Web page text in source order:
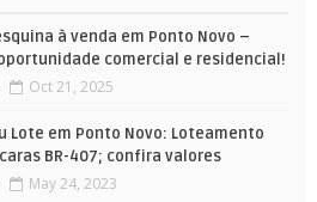
à venda em Ponto Novo –
comercial e residencial!
Oct 21, 2025
Lote em Ponto Novo: Loteamento
BR-407; confira valores
May 24, 2023